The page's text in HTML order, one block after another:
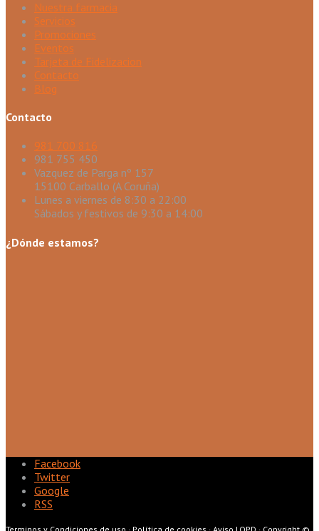
Nuestra farmacia
Servicios
Promociones
Eventos
Tarjeta de Fidelizacion
Contacto
Blog
Contacto
981 700 816
981 755 450
Vazquez de Parga nº 157
15100 Carballo (A Coruña)
Lunes a viernes de 8:30 a 22:00
Sábados y festivos de 9:30 a 14:00
¿Dónde estamos?
Facebook
Twitter
Google
RSS